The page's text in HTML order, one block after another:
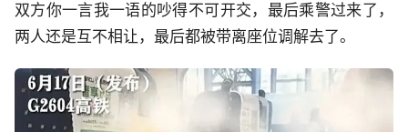
双方你一言我一语的吵得不可开交，最后乘警过来了，
两人还是互不相让，最后都被带离座位调解去了。